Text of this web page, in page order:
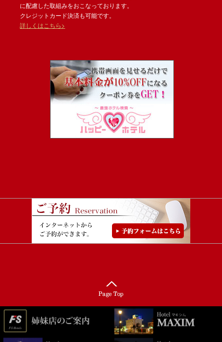
に配慮した取組みをおこなっております。
クレジットカード決済も可能です。
詳しくはこちら>